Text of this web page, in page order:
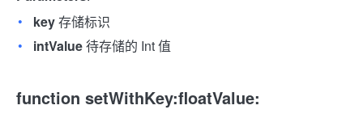
key存储标识
intValue待存储的 Int 值
function setWithKey:floatValue: